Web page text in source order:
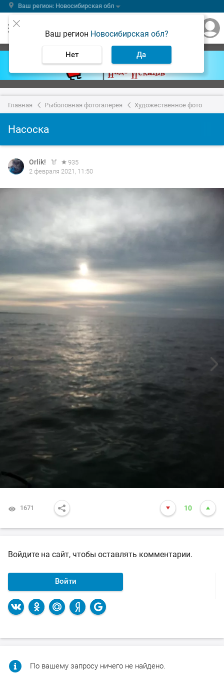
Ваш регион: Новосибирская обл
Ваш регион Новосибирская обл?
Нет Да
Главная Рыболовная фотогалерея Художественное фото
Насоска
Orlik!
935
2 февраля 2021, 11:50
1671 10
Войдите на сайт, чтобы оставлять комментарии.
Войти
По вашему запросу ничего не найдено.